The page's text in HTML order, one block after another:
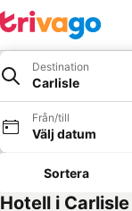
Destination
Carlisle
Från/till
Välj datum
Sortera
Hotell i